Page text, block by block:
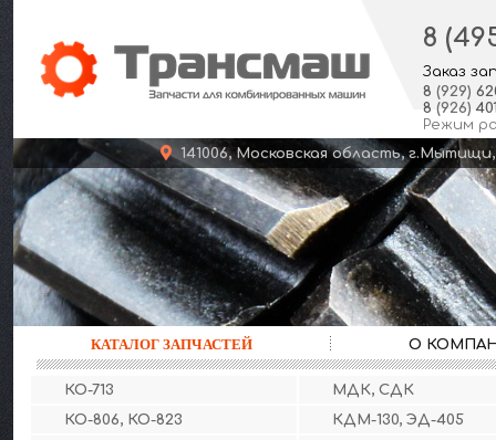
8
Заказ
8 (929)
8 (926)
Режим
141006, Московская область,
КАТАЛОГ ЗАПЧАСТЕЙ О
КО-713
МДК, СДК
КО-806, КО-823
КДМ-130, ЭД-405